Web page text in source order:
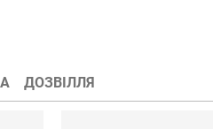
ДОЗВІЛЛЯ